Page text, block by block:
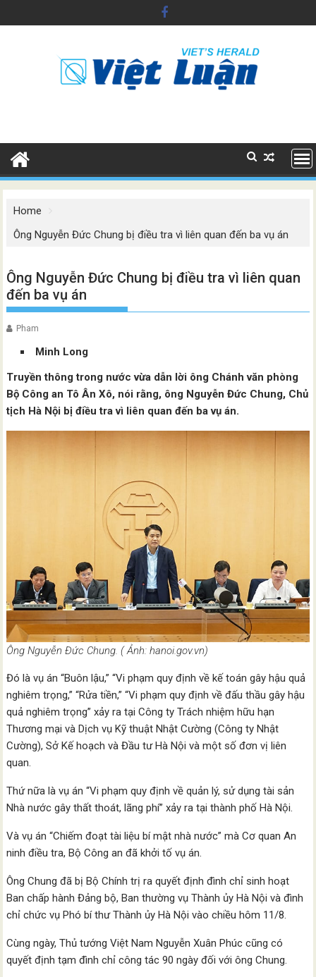
to
Home
Ông Nguyễn Đức Chung bị điều tra vì liên quan đến ba vụ án
Ông Nguyễn Đức Chung bị điều tra vì liên quan
đến ba vụ án
Pham
Minh Long
Truyền thông trong nước vừa dẫn lời ông Chánh văn phòng
Bộ Công an Tô Ân Xô, nói rằng, ông Nguyễn Đức Chung, Chủ
tịch Hà Nội bị điều tra vì liên quan đến ba vụ án.
Ông Nguyễn Đức Chung. ( Ảnh: hanoi.gov.vn)
Đó là vụ án “Buôn lậu,” “Vi phạm quy định về kế toán gây hậu quả
nghiêm trọng,” “Rửa tiền,” “Vi phạm quy định về đấu thầu gây hậu
quả nghiêm trọng” xảy ra tại Công ty Trách nhiệm hữu hạn
Thương mại và Dịch vụ Kỹ thuật Nhật Cường (Công ty Nhật
Cường), Sở Kế hoạch và Đầu tư Hà Nội và một số đơn vị liên
quan.
Thứ nữa là vụ án “Vi phạm quy định về quản lý, sử dụng tài sản
Nhà nước gây thất thoát, lãng phí” xảy ra tại thành phố Hà Nội.
Và vụ án “Chiếm đoạt tài liệu bí mật nhà nước” mà Cơ quan An
ninh điều tra, Bộ Công an đã khởi tố vụ án.
Ông Chung đã bị Bộ Chính trị ra quyết định đình chỉ sinh hoạt
Ban chấp hành Đảng bộ, Ban thường vụ Thành ủy Hà Nội và đình
chỉ chức vụ Phó bí thư Thành ủy Hà Nội vào chiều hôm 11/8.
Cùng ngày, Thủ tướng Việt Nam Nguyễn Xuân Phúc cũng có
quyết định tạm đình chỉ công tác 90 ngày đối với ông Chung.